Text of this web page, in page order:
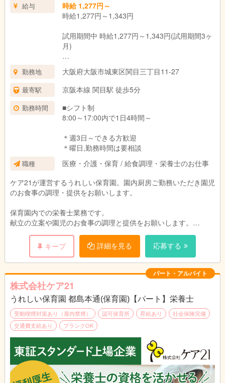
給与
時給 1,277円～
時給1,277円～1,343円
試用期間中 時給1,277円～1,343円(試用期間3ヶ
月)
＊資格・経験による
試用期間：3ヶ月(同条件)
勤務地 大阪府大阪市城東区関目三丁目11-27
最寄駅 京阪本線 関目駅 徒歩5分
勤務時間
■シフト制
8:00～17:00内で1日4時間～
＊週3日～できる方歓迎
＊曜日,勤務時間は要相談
職種
医療・介護・保育 / 給食調理・栄養士のお仕事
ケア21が運営するうれしい保育園。園内厨房ご勤務いただき園児
のお食事の調理・提供をお願いします。
保育園内での栄養士業務です。
献立の立案や園児のお食事の調理と提供をお願いします。
園児や保育スタッフと顔を合わせる事ができるので、
ご意見をすぐに料理に反映でき、
調理人としてスキルアップも期待できます。
キープ 詳細を見る 応募する
パート・アルバイト
株式会社ケア21
うれしい保育園 都島本通(保育園)【パート】栄養士
受動喫煙対策あり（屋内禁煙） 認可保育所 昇給あり
社会保険完備
交通費支給あり
ブランクOK